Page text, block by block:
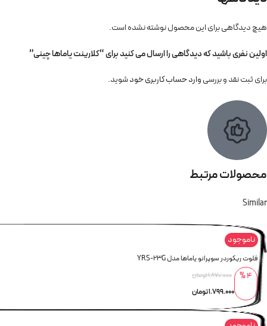
هیچ دیدگاهی برای این محصول نوشته نشده است.
اولین نفری باشید که دیدگاهی را ارسال می کنید برای “کلارینت یاماها چینی”
برای ثبت نقد و بررسیوارد حساب کاربری خودشوید.
محصولات مرتبط
Similar
ناموجود
فلوت ریکوردر سوپرانو یاماها مدل YRS-23G
4 %
1.870.000تومان
1.799.000تومان